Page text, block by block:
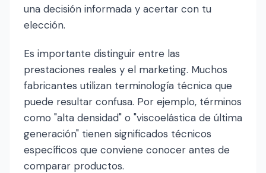
una decisión informada y acertar con tu
elección.
Es importante distinguir entre las
prestaciones reales y el marketing. Muchos
fabricantes utilizan terminología técnica que
puede resultar confusa. Por ejemplo, términos
como "alta densidad" o "viscoelástica de última
generación" tienen significados técnicos
específicos que conviene conocer antes de
comparar productos.